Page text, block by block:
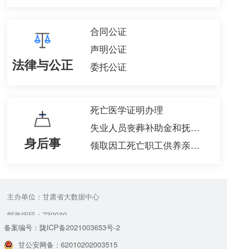
法律与公正
合同公证
声明公证
委托公证
身后事
死亡医学证明办理
失业人员丧葬补助金和抚恤金申领
领取因工死亡职工供养亲属待遇资格认证
主办单位：甘肃省大数据中心
邮政编码：730030
备案编号：陇ICP备2021003653号-2
甘公安网备：62010202003515